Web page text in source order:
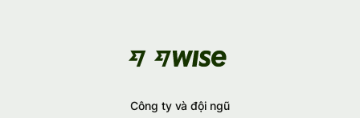
Công ty và đội ngũ